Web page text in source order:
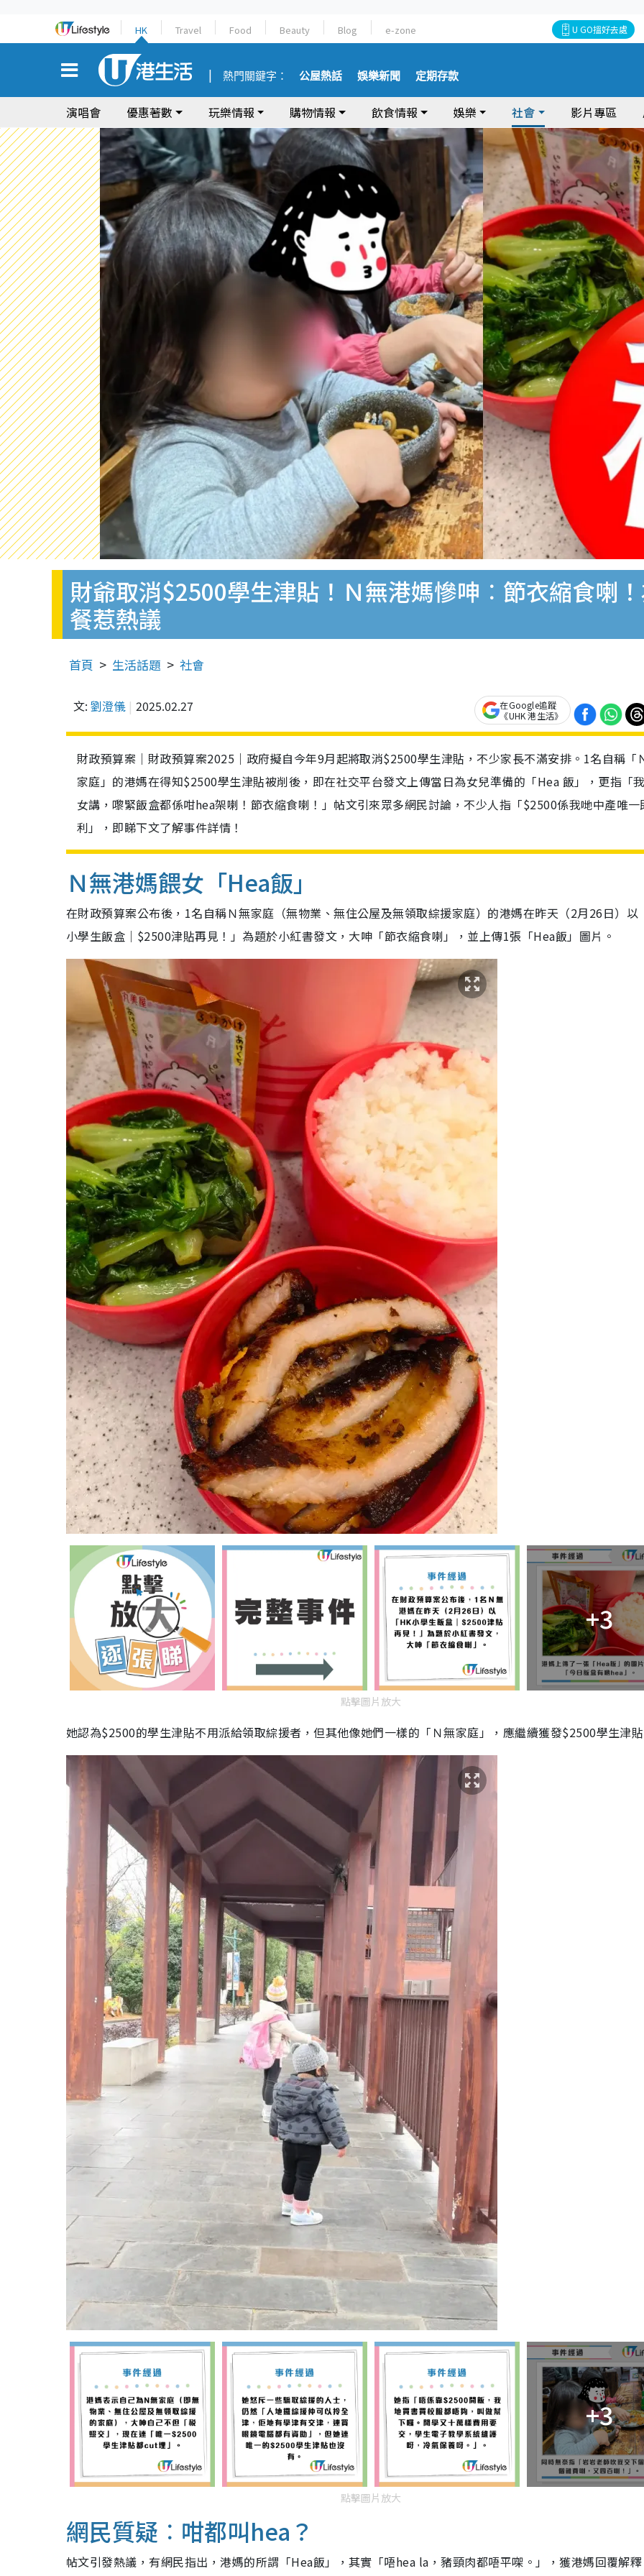
HK Travel Food Beauty Blog e-zone U GO搵好去處
熱門關鍵字： 公屋熱話 娛樂新聞 定期存款
演唱會 優惠著數 玩樂情報 購物情報 飲食情報 娛樂 社會 影片專區
財爺取消$2500學生津貼！Ｎ無港媽慘呻︰節衣縮食喇
餐惹熱議
首頁 生活話題 社會
文: 劉澄儀 2025.02.27
在Google追蹤
《UHK 港生活》
財政預算案｜財政預算案2025｜政府擬自今年9月起將取消$2500學生津貼，不少家長不滿安排。1名自稱「
家庭」的港媽在得知$2500學生津貼被削後，即在社交平台發文上傳當日為女兒準備的「Hea 飯」，更指「
女講，嚟緊飯盒都係咁hea架喇！節衣縮食喇！」帖文引來眾多網民討論，不少人指「$2500係我哋中產唯一
利」，即睇下文了解事件詳情！
Ｎ無港媽餵女「Hea飯」
在財政預算案公布後，1名自稱Ｎ無家庭（無物業、無住公屋及無領取綜援家庭）的港媽在昨天（2月26日）以
小學生飯盒｜$2500津貼再見！」為題於小紅書發文，大呻「節衣縮食喇」，並上傳1張「Hea飯」圖片。
+3
點擊圖片放大
她認為$2500的學生津貼不用派給領取綜援者，但其他像她們一樣的「Ｎ無家庭」，應繼續獲發$2500學生津
+3
點擊圖片放大
網民質疑︰咁都叫hea？
帖文引發熱議，有網民指出，港媽的所謂「Hea飯」，其實「唔hea la，豬頸肉都唔平㗎。」，獲港媽回覆解